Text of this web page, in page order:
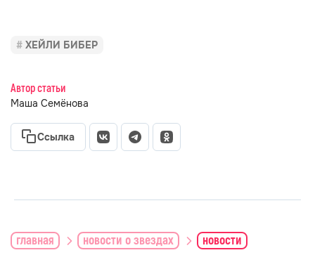
ХЕЙЛИ БИБЕР
Автор статьи
Маша Семёнова
Ссылка
главная новости о звездах новости